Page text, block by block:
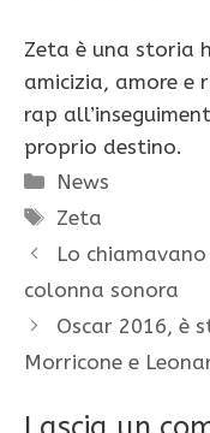
Zeta è una storia
amicizia, amore e
rap
proprio destino.
Categorie
News
Tag
Zeta
Lo
colonna sonora
Oscar 2016, è
Morricone e